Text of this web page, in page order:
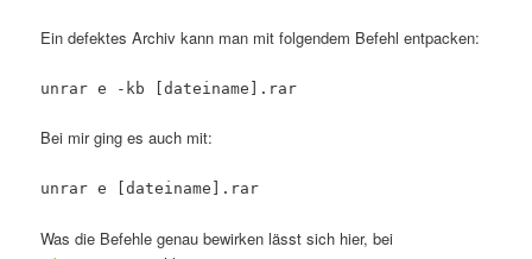
Ein defektes Archiv kann man mit folgendem Befehl entpacken:
unrar e -kb [dateiname].rar
Bei mir ging es auch mit:
unrar e [dateiname].rar
Was die Befehle genau bewirken lässt sich hier, bei